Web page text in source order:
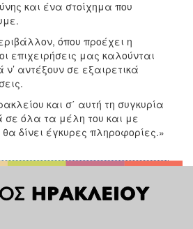
και ένα στοίχημα που
όπου προέχει η
επιχειρήσεις μας καλούνται
αντέξουν σε εξαιρετικά
και σ΄ αυτή τη συγκυρία
σε όλα τα μέλη του και με
δίνει έγκυρες πληροφορίες.»